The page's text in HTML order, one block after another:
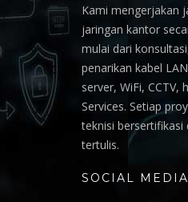
Kami mengerjakan
jaringan kantor
mulai dari
penarikan kabel
server, WiFi, CCTV,
Services. Setiap
teknisi bersertifikasi
tertulis.
SOCIAL MEDIA